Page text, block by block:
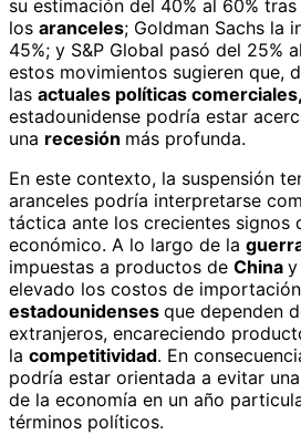
su estimación del 40% al 60%
los aranceles; Goldman Sachs la
45%; y S&P Global pasó del 25%
estos movimientos sugieren que,
las actuales políticas comerciales,
estadounidense podría estar
una recesión más profunda.
En este contexto, la suspensión
aranceles podría interpretarse
táctica ante los crecientes signos
económico. A lo largo de la
impuestas a productos de China y
elevado los costos de
estadounidenses que dependen
extranjeros, encareciendo
la competitividad. En
podría estar orientada a evitar
de la economía en un año
términos políticos.